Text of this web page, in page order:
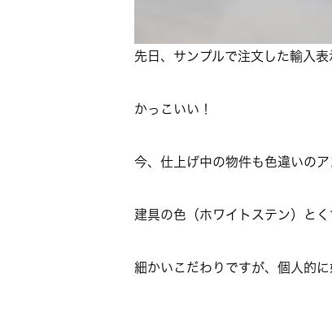
先日、サンプルで注文した輸入表
かっこいい！
今、仕上げ中の物件も色違いのア
建具の色（ホワイトステン）と
細かいこだわりですが、個人的に